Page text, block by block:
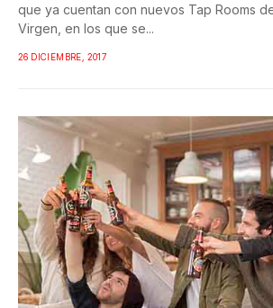
que ya cuentan con nuevos Tap Rooms
Virgen, en los que se...
26 DICIEMBRE, 2017